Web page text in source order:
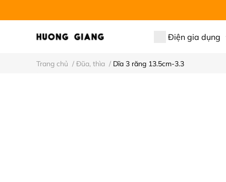
Điện gia dụng
Trang chủ / Đũa, thìa / Dĩa 3 răng 13.5cm-3.3